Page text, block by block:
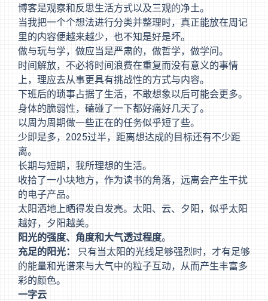
博客是观察和反思生活方式以及三观的净土。
当我把一个个想法进行分类并整理时，真正能放在周记
里的内容便越来越少，也不知是好是坏。
做与玩与学，做应当是严肃的，做哲学，做学问。
时间解放，不必将时间浪费在重复而没有意义的事情
上，理应去从事更具有挑战性的方式与内容。
下班后的琐事占据了生活，不敢想象以后可能会更多。
身体的脆弱性，磕碰了一下都好痛好几天了。
以周为周期做一些正在的任务似乎短了些。
少即是多，2025过半，距离想达成的目标还有不少距
离。
长期与短期，我所理想的生活。
收拾了一小块地方，作为读书的角落，远离会产生干扰
的电子产品。
太阳洒地上晒得发白发亮。太阳、云、夕阳，似乎太阳
越好，夕阳越美。
阳光的强度、角度和大气透过程度。
充足的阳光：
只有当太阳的光线足够强烈时，才有足够
的能量和光谱来与大气中的粒子互动，从而产生丰富多
彩的颜色。
一字云